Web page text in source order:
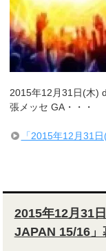
2015年12月31日(木)
張メッセ GA・・・
「2015年12月31
2015年12月31
JAPAN 15/16」